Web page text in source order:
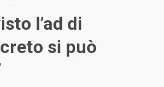
l’ad di
si può